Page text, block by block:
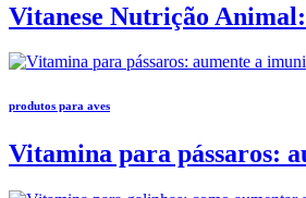
Vitanese Nutrição
produtos para aves
Vitamina para pássaros: